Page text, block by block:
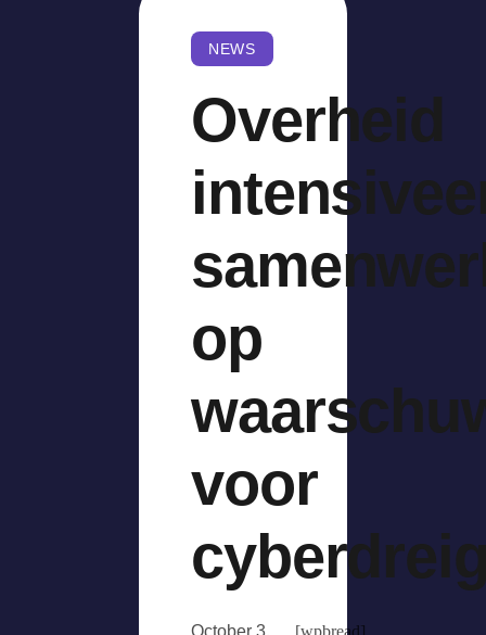
NEWS
Overheid
op
voor
October 3,
[wpbread]